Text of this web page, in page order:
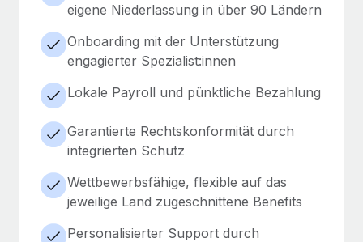
eigene Niederlassung in über 90 Ländern
Onboarding mit der Unterstützung
engagierter Spezialist:innen
Lokale Payroll und pünktliche Bezahlung
Garantierte Rechtskonformität durch
integrierten Schutz
Wettbewerbsfähige, flexible auf das
jeweilige Land zugeschnittene Benefits
Personalisierter Support durch